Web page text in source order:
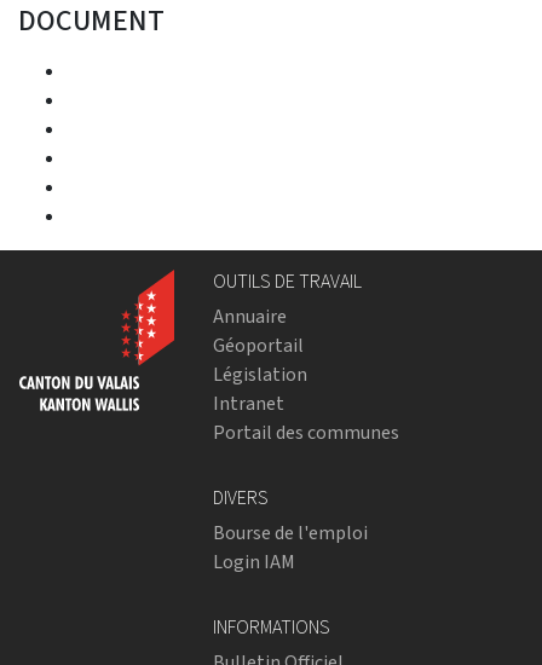
DOCUMENT
OUTILS DE TRAVAIL
Annuaire
Géoportail
Législation
Intranet
Portail des communes
DIVERS
Bourse de l'emploi
Login IAM
INFORMATIONS